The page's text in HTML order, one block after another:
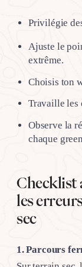
Privilégie
Ajuste le
extrême.
Choisis ton
Travaille les
Observe la
chaque
Checklist
les
sec
1. Parcours